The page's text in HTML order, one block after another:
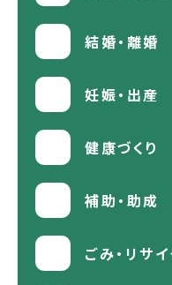
結婚・離婚
妊娠・出産
健康づくり
補助・助成
ごみ・リサ